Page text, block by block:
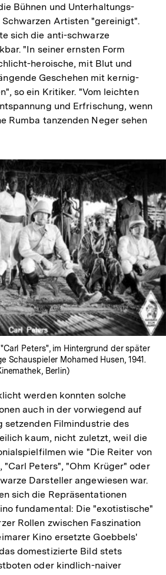
Bühnen und Unterhaltungs-
Artisten "gereinigt".
sich die anti-schwarze
"In seiner ernsten Form
heroische, mit Blut und
Geschehen mit kernig-
so ein Kritiker. "Vom leichten
und Erfrischung, wenn
Rumba tanzenden Neger sehen
In
Lightbox
öffnen
Peters", im Hintergrund der später
Schauspieler Mohamed Husen, 1941.
Berlin)
werden konnten solche
auch in der vorwiegend auf
setzenden Filmindustrie des
kaum, nicht zuletzt, weil die
wie "Die Reiter von
Peters", "Ohm Krüger" oder
Darsteller angewiesen war.
sich die Repräsentationen
fundamental: Die "exotistische"
Rollen zwischen Faszination
Kino ersetzte Goebbels'
domestizierte Bild stets
oder kindlich-naiver